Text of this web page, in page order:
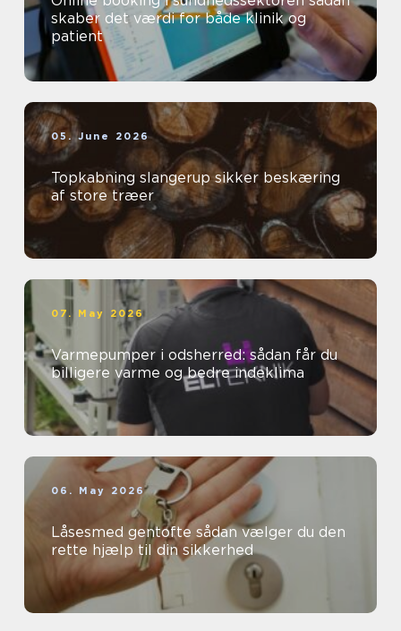
skaber det værdi for både klinik og
patient
05. June 2026
Topkabning slangerup sikker beskæring
af store træer
07. May 2026
Varmepumper i odsherred: sådan får du
billigere varme og bedre indeklima
06. May 2026
Låsesmed gentofte sådan vælger du den
rette hjælp til din sikkerhed